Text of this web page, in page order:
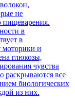
не
пищеварения.
в
в
моторики и
глюкозы,
чувства
раскрываются все
биологических
из них.